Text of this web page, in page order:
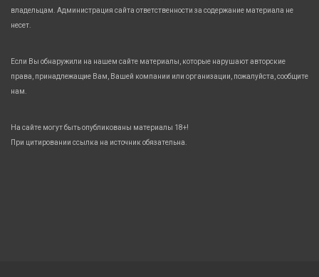
владельцам. Администрация сайта ответственности за содержание материала не
несет.
Если Вы обнаружили на нашем сайте материалы, которые нарушают авторские
права, принадлежащие Вам, Вашей компании или организации, пожалуйста, сообщите
нам.
На сайте могут быть опубликованы материалы 18+!
При цитировании ссылка на источник обязательна.